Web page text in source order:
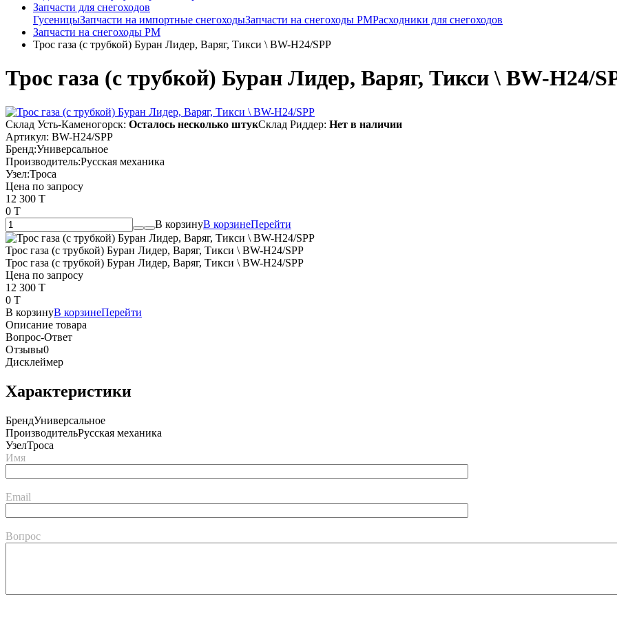
Запчасти для снегоходов
ГусеницыЗапчасти на импортные снегоходыЗапчасти на снегоходы РМРасходники для снегоходов
Запчасти на снегоходы РМ
Трос газа (с трубкой) Буран Лидер, Варяг, Тикси \ BW-H24/SPP
Трос газа (с трубкой) Буран Лидер, Варяг, Тикси \ BW-H24/
Склад Усть-Каменогорск: Осталось несколько штукСклад Риддер: Нет в наличии
Артикул: BW-H24/SPP
Бренд:Универсальное
Производитель:Русская механика
Узел:Троса
Цена по запросу
12 300 T
0 T
В корзинуВ корзинеПерейти
Трос газа (с трубкой) Буран Лидер, Варяг, Тикси \ BW-H24/SPP
Трос газа (с трубкой) Буран Лидер, Варяг, Тикси \ BW-H24/SPP
Цена по запросу
12 300 T
0 T
В корзинуВ корзинеПерейти
Описание товара
Вопрос-Ответ
Отзывы0
Дисклеймер
Характеристики
БрендУниверсальное
ПроизводительРусская механика
УзелТроса
Имя
Email
Вопрос